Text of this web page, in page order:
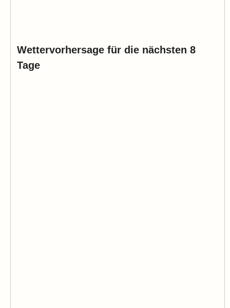
Wettervorhersage für die nächsten 8
Tage